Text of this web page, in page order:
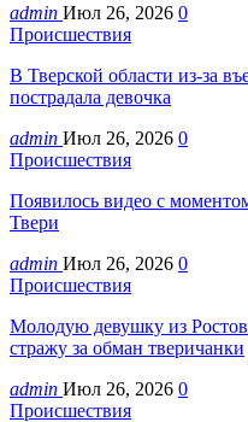
admin Июл 26, 2026 0
Происшествия
В Тверской области из-за
пострадала девочка
admin Июл 26, 2026 0
Происшествия
Появилось видео с
Твери
admin Июл 26, 2026 0
Происшествия
Молодую девушку из
стражу за обман тверичанки
admin Июл 26, 2026 0
Происшествия